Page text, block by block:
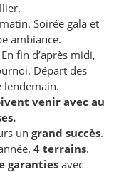
Soirée gala et
ambiance.
fin d’après midi,
Départ des
lendemain.
venir avec au
un grand succès.
4 terrains.
garantiesavec